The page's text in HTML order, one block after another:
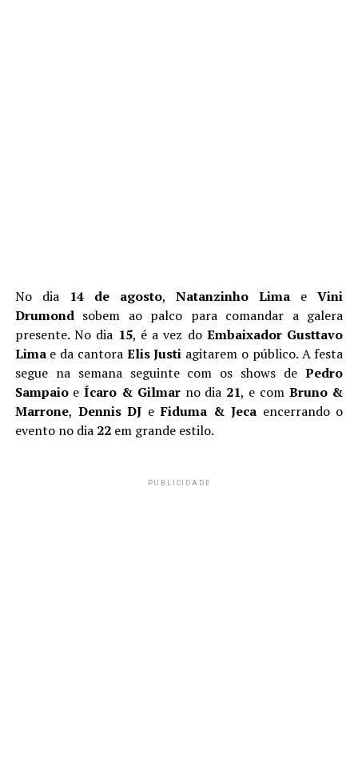
No dia 14 de agosto,Natanzinho Lima eVini
Drumondsobem ao palco para comandar a galera
presente. No dia 15, é a vez doEmbaixador Gusttavo
Limae da cantora Elis Justi agitarem o público. A festa
segue na semana seguinte com os shows dePedro
SampaioeÍcaro & Gilmarno dia 21, e com Bruno &
Marrone, Dennis DJ eFiduma & Jecaencerrando o
evento no dia 22em grande estilo.
PUBLICIDADE